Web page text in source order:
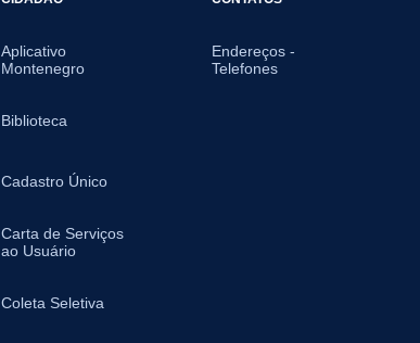
Aplicativo
Montenegro
Biblioteca
Cadastro Único
Carta de Serviços
ao Usuário
Coleta Seletiva
Endereços -
Telefones